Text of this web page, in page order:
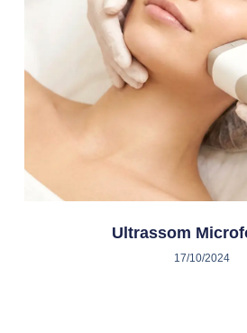
Ultrassom
17/10/2024